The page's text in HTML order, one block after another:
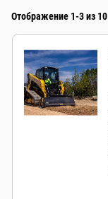
Отображение 1-3 из 10